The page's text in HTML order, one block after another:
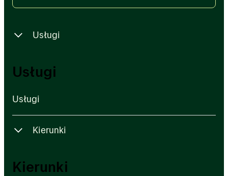
Usługi
Usługi
Usługi
Usługi
Kierunki
Kierunki
Kierunki